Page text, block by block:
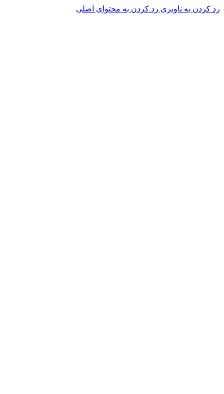
رد کردن به ناوبری رد کردن به محتوای اصلی